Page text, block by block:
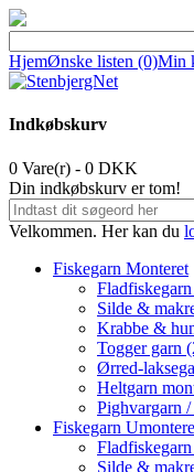
HjemØnske listen (0)Min
Indkøbskurv
0 Vare(r) - 0 DKK
Din indkøbskurv er tom!
Velkommen. Her kan du
Fiskegarn Monteret
Silde &
Krabbe &
Togger garn
Ørred-
Heltgarn
Pighvargarn
Fiskegarn
Silde &